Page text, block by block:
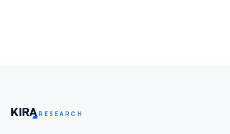
KIRA RESEARCH